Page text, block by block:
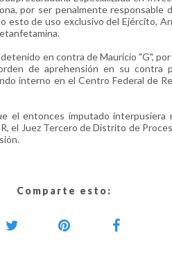
por ser penalmente responsable
de uso exclusivo del Ejército,
en contra de Mauricio "G",
de aprehensión en su contra
interno en el Centro Federal de
el entonces imputado interpusiera
el Juez Tercero de Distrito de
Comparte esto: